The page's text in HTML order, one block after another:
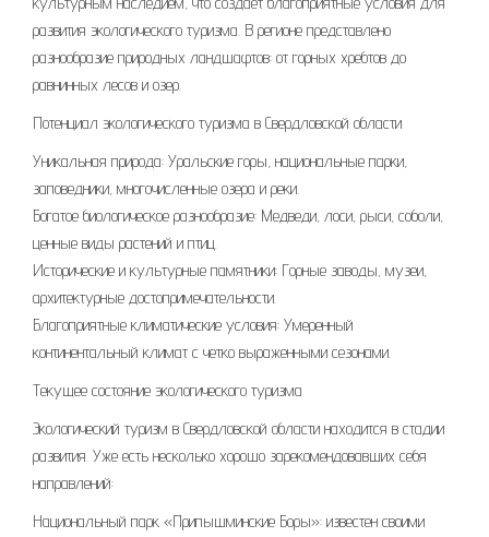
развития экологического туризма. В регионе представлено
разнообразие природных ландшафтов: от горных хребтов до
равнинных лесов и озер.
Потенциал экологического туризма в Свердловской области
Уникальная природа: Уральские горы, национальные парки,
заповедники, многочисленные озера и реки.
Богатое биологическое разнообразие: Медведи, лоси, рыси, соболи,
ценные виды растений и птиц.
Исторические и культурные памятники: Горные заводы, музеи,
архитектурные достопримечательности.
Благоприятные климатические условия: Умеренный
континентальный климат с четко выраженными сезонами.
Текущее состояние экологического туризма
Экологический туризм в Свердловской области находится в стадии
развития. Уже есть несколько хорошо зарекомендовавших себя
направлений:
Национальный парк «Припышминские Боры»: известен своими